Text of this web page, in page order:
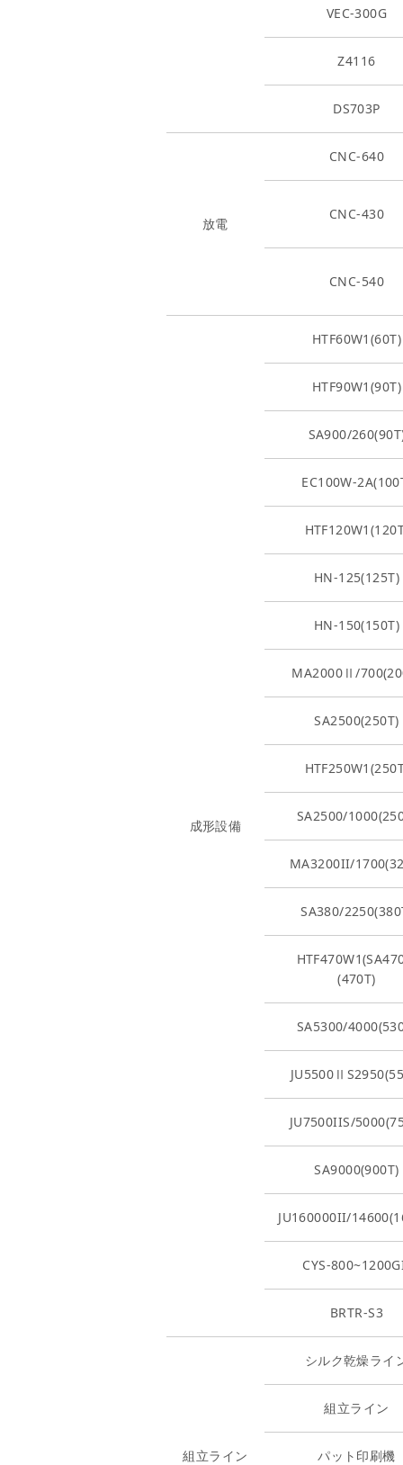
VEC-300G
Z4116
DS703P
放電
CNC-640
CNC-430
CNC-540
成形設備
HTF60W1(60T)
HTF90W1(90T)
SA900/
EC100W-
HN-125(125T)
HN-150(150T)
MA2000Ⅱ/
SA2500(250T)
SA2500/
MA3200II/
SA380/
(470T)
SA5300/
JU7500IIS/
SA9000(900T)
JU160000II/
CYS-
BRTR-S3
組立ライン
シルク乾燥ライ
組立ライン
パット印刷機